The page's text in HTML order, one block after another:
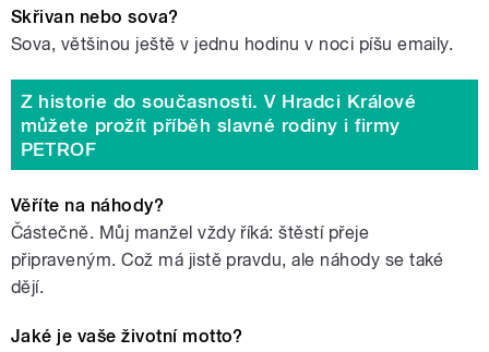
Skřivan nebo sova?
Sova, většinou ještě v jednu hodinu v noci píšu emaily.
Z historie do současnosti. V Hradci Králové
můžete prožít příběh slavné rodiny i firmy
PETROF
Věříte na náhody?
Částečně. Můj manžel vždy říká: štěstí přeje
připraveným. Což má jistě pravdu, ale náhody se také
dějí.
Jaké je vaše životní motto?